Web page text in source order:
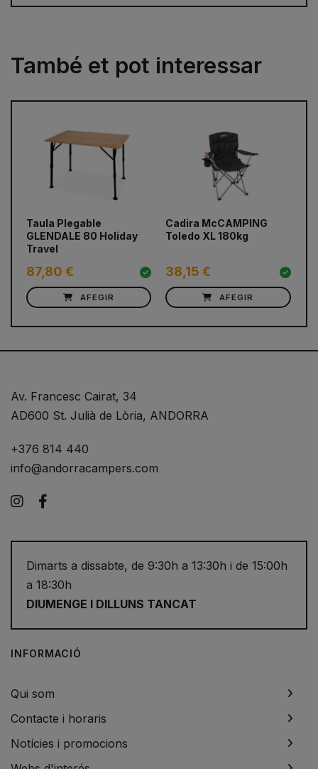
També et pot interessar
Taula Plegable
GLENDALE 80 Holiday
Travel
87,80 €
AFEGIR
Cadira McCAMPING
Toledo XL 180kg
38,15 €
AFEGIR
Av. Francesc Cairat, 34
AD600 St. Julià de Lòria, ANDORRA
+376 814 440
info@andorracampers.com
Instagram
Dimarts a dissabte, de 9:30h a 13:30h i de 15:00h
a 18:30h
DIUMENGE I DILLUNS TANCAT
INFORMACIÓ
Qui som
Contacte i horaris
Notícies i promocions